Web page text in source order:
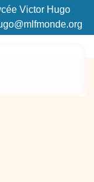
Victor Hugo